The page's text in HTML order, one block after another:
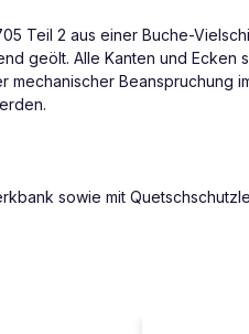
Teil 2 aus einer Buche-
geölt. Alle Kanten und
sowie mit